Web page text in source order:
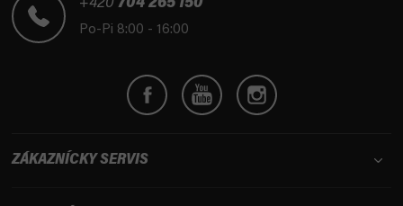
+420 704 265 150
Po-Pi 8:00 - 16:00
ZÁKAZNÍCKY SERVIS